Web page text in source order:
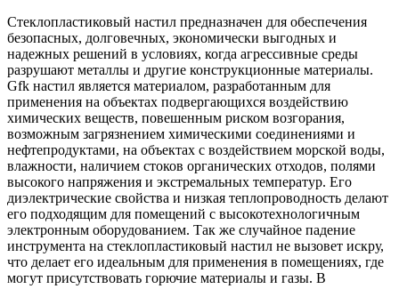
Стеклопластиковый настил предназначен для обеспечения
безопасных, долговечных, экономически выгодных и
надежных решений в условиях, когда агрессивные среды
разрушают металлы и другие конструкционные материалы.
Gfk настил является материалом, разработанным для
применения на объектах подвергающихся воздействию
химических веществ, повешенным риском возгорания,
возможным загрязнением химическими соединениями и
нефтепродуктами, на объектах с воздействием морской воды,
влажности, наличием стоков органических отходов, полями
высокого напряжения и экстремальных температур. Его
диэлектрические свойства и низкая теплопроводность делают
его подходящим для помещений с высокотехнологичным
электронным оборудованием. Так же случайное падение
инструмента на стеклопластиковый настил не вызовет искру,
что делает его идеальным для применения в помещениях, где
могут присутствовать горючие материалы и газы. В